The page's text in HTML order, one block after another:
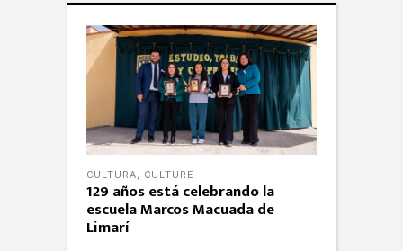
CULTURA, CULTURE
129 años está celebrando la
escuela Marcos Macuada de
Limarí